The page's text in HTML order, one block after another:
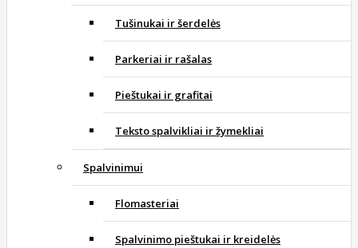
Tušinukai ir šerdelės
Parkeriai ir rašalas
Pieštukai ir grafitai
Teksto spalvikliai ir žymekliai
Spalvinimui
Flomasteriai
Spalvinimo pieštukai ir kreidelės